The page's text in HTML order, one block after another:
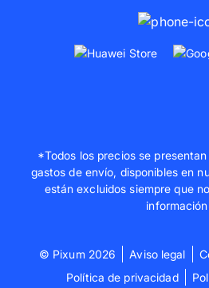
*Todos los precios se
gastos de envío, disponibles en
están excluidos siempre que
© Pixum 2026 Aviso legal
Política de privacidad